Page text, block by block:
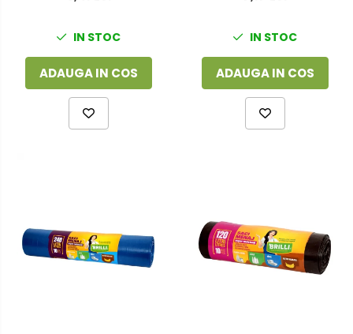
IN STOC
ADAUGA IN COS
IN STOC
ADAUGA IN COS